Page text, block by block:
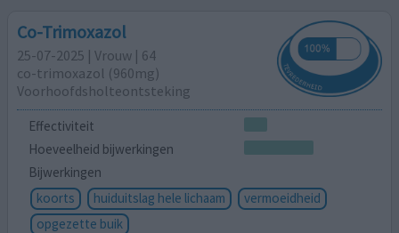
Co-Trimoxazol
25-07-2025 | Vrouw | 64
co-trimoxazol (960mg)
Voorhoofdsholteontsteking
Effectiviteit
Hoeveelheid bijwerkingen
Bijwerkingen
koorts
huiduitslag hele lichaam
vermoeidheid
opgezette buik